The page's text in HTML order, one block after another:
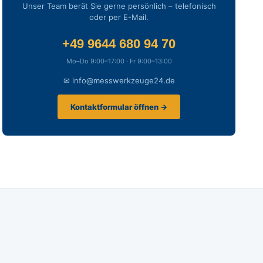
Unser Team berät Sie gerne persönlich – telefonisch
oder per E-Mail.
+49 9644 680 94 70
Mo–Do 9:00–17:00 · Fr 9:00–13:00
✉ info@messwerkzeuge24.de
Kontaktformular öffnen →